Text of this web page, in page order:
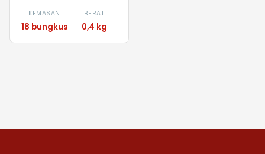
KEMASAN
18 bungkus
BERAT
0,4 kg